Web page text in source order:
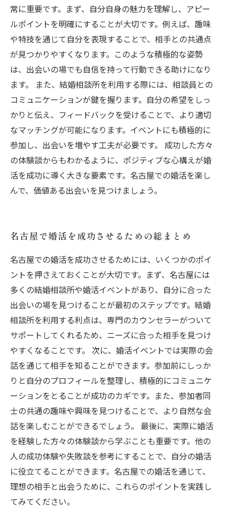
常に重要です。まず、自分自身の魅力を理解し、アピー
ルポイントを明確にすることが大切です。例えば、趣味
や特技を通じて自分を表現することで、相手との共通点
が見つかりやすくなります。このような積極的な姿勢
は、出会いの場でも自信を持って行動できる助けになり
ます。 また、結婚相談所を利用する際には、相談員との
コミュニケーションが鍵を握ります。自分の希望をしっ
かりと伝え、フィードバックを受けることで、より適切
なマッチングが可能になります。イベントにも積極的に
参加し、出会いを増やす工夫が必要です。 成功した方々
の体験談からもわかるように、ポジティブな心構えが婚
活を成功に導く大きな要素です。名古屋での婚活を楽し
んで、価値ある出会いを見つけましょう。
名古屋で婚活を成功させるための総まとめ
名古屋での婚活を成功させるためには、いくつかのポイ
ントを押さえておくことが大切です。まず、名古屋には
多くの結婚相談所や婚活イベントがあり、自分に合った
出会いの場を見つけることが最初のステップです。結婚
相談所を利用する利点は、専門のカウンセラーがついて
サポートしてくれるため、ニーズに合った相手を見つけ
やすくなることです。 次に、婚活イベントでは実際の会
話を通じて相手を知ることができます。参加前にしっか
りと自分のプロフィールを整理し、積極的にコミュニケ
ーションをとることが成功のカギです。また、参加者同
士の共通の趣味や興味を見つけることで、より自然な会
話を楽しむことができるでしょう。 最後に、実際に婚活
を経験した方々の体験談から学ぶことも重要です。他の
人の成功体験や失敗談を参考にすることで、自分の婚活
に役立てることができます。名古屋での婚活を通じて、
理想の相手と出会うために、これらのポイントを実践し
てみてください。